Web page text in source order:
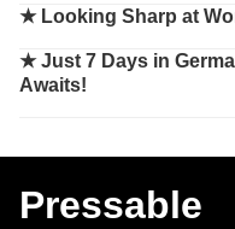
★ Looking Sharp at
★Just 7 Days in
Awaits!
Pressable